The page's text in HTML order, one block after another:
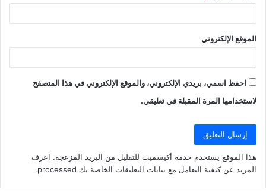
الموقع الإلكتروني
احفظ اسمي، بريدي الإلكتروني، والموقع الإلكتروني في هذا المتصفح
لاستخدامها المرة المقبلة في تعليقي.
هذا الموقع يستخدم خدمة أكيسميت للتقليل من البريد المزعجة. اعرف
المزيد عن كيفية التعامل مع بيانات التعليقات الخاصة بك processed
.